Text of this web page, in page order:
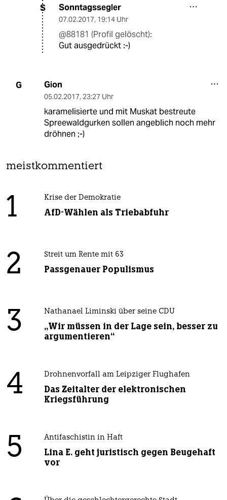
S Sonntagssegler
07.02.2017, 19:14 Uhr
@88181 (Profil gelöscht):
Gut ausgedrückt :-)
G Gion
05.02.2017, 23:27 Uhr
karamelisierte und mit Muskat bestreute
Spreewaldgurken sollen angeblich noch mehr
dröhnen ;-)
meistkommentiert
1 Krise der Demokratie
AfD-Wählen als Triebabfuhr
2 Streit um Rente mit 63
Passgenauer Populismus
3 Nathanael Liminski über seine CDU
„Wir müssen in der Lage sein, besser zu
argumentieren“
4 Drohnenvorfall am Leipziger Flughafen
Das Zeitalter der elektronischen
Kriegsführung
5 Antifaschistin in Haft
Lina E. geht juristisch gegen Beugehaft
vor